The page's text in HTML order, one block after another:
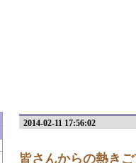
2014-02-11 17:56:02
皆さんからの熱き